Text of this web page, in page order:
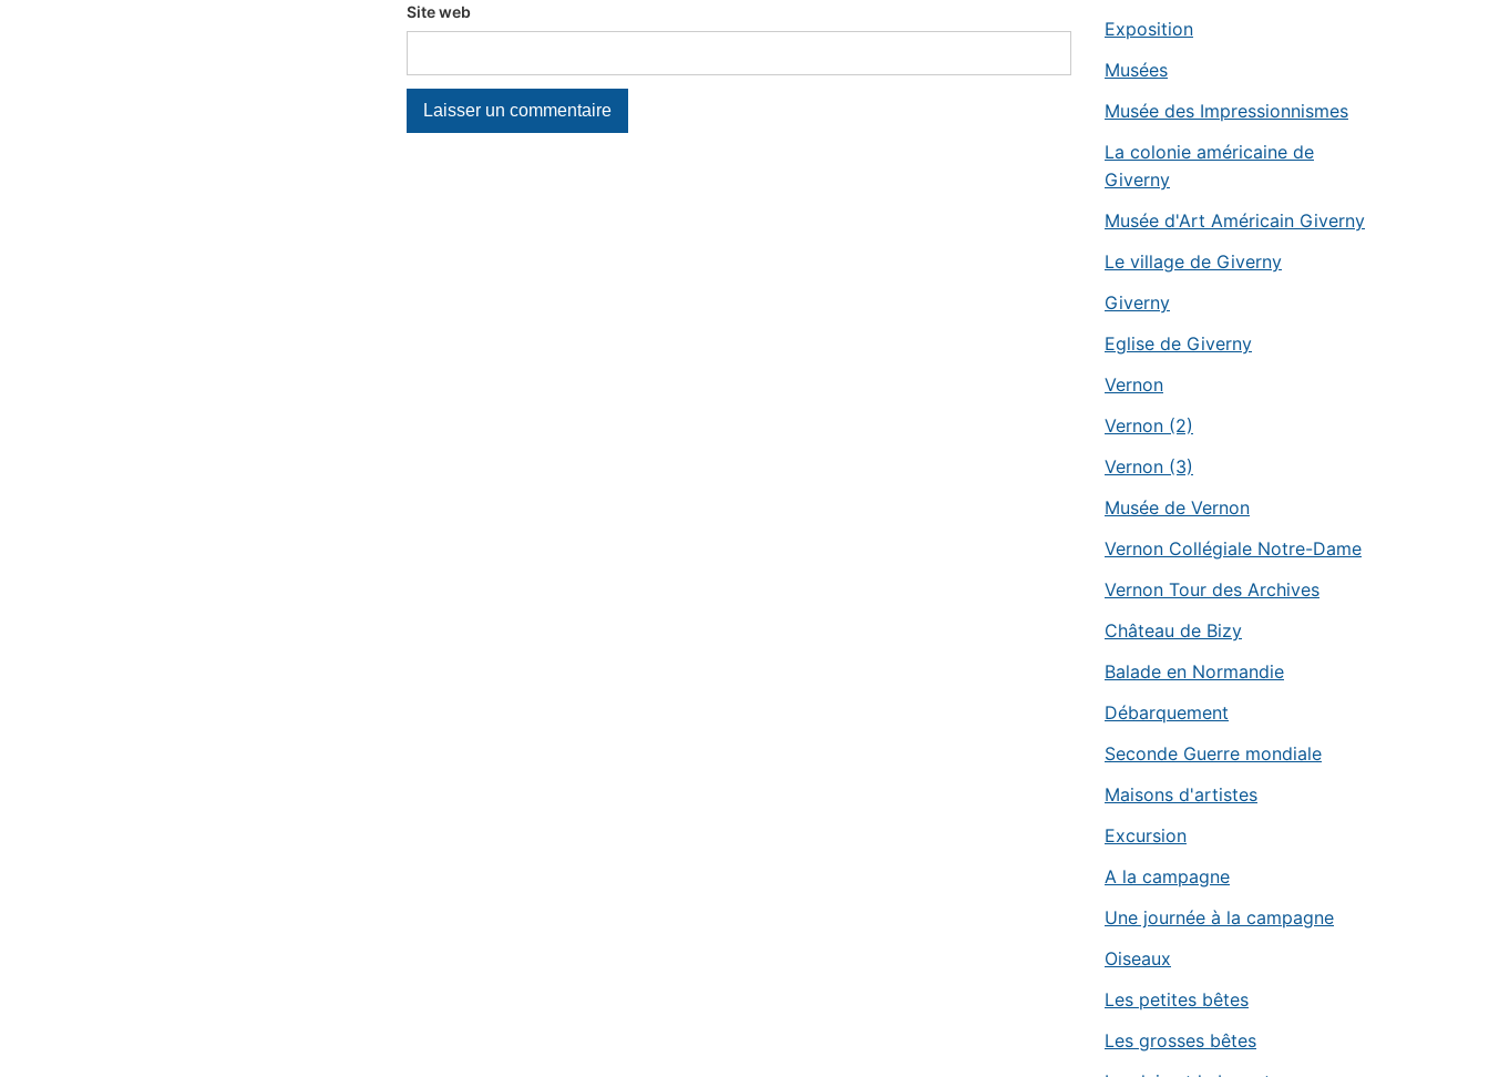
Site web
Exposition
Musées
Musée des Impressionnismes
La colonie américaine de
Giverny
Musée d'Art Américain Giverny
Le village de Giverny
Giverny
Eglise de Giverny
Vernon
Vernon (2)
Vernon (3)
Musée de Vernon
Vernon Collégiale Notre-Dame
Vernon Tour des Archives
Château de Bizy
Balade en Normandie
Débarquement
Seconde Guerre mondiale
Maisons d'artistes
Excursion
A la campagne
Une journée à la campagne
Oiseaux
Les petites bêtes
Les grosses bêtes